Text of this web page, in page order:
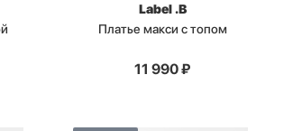
Label .B
Платье макси с топом
11 990₽